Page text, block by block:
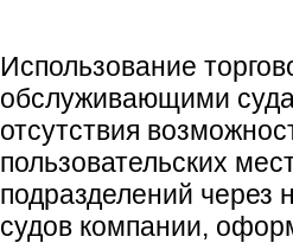
Использование
обслуживающими
отсутствия
пользовательских
подразделений через
судов компании,